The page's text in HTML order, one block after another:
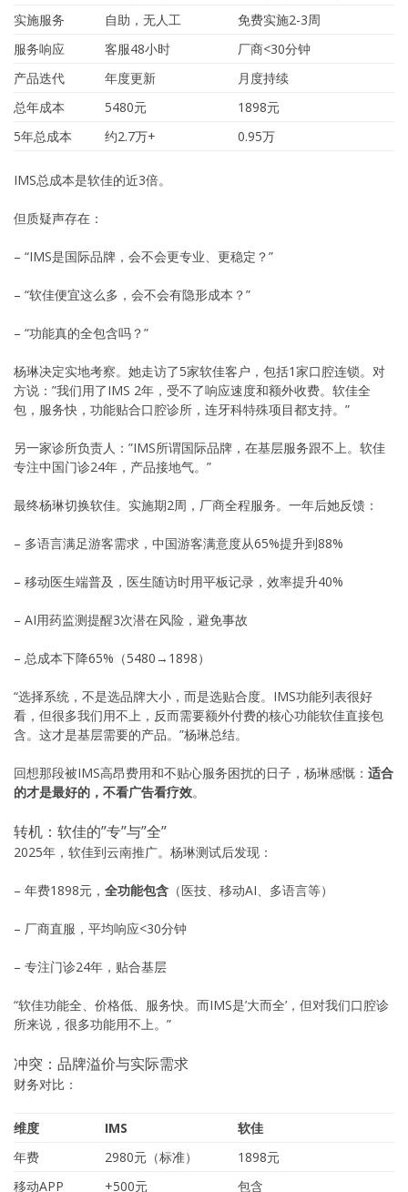
实施服务
自助，无人工
免费实施2-3周
服务响应
客服48小时
厂商<30分钟
产品迭代
年度更新
月度持续
总年成本
5480元
1898元
5年总成本
约2.7万+ 0.95万
IMS总成本是软佳的近3倍。
但质疑声存在：
– “IMS是国际品牌，会不会更专业、更稳定？”
– “软佳便宜这么多，会不会有隐形成本？”
– “功能真的全包含吗？”
杨琳决定实地考察。她走访了5家软佳客户，包括1家口腔连锁。对
方说：”我们用了IMS 2年，受不了响应速度和额外收费。软佳全
包，服务快，功能贴合口腔诊所，连牙科特殊项目都支持。”
另一家诊所负责人：”IMS所谓国际品牌，在基层服务跟不上。软佳
专注中国门诊24年，产品接地气。”
最终杨琳切换软佳。实施期2周，厂商全程服务。一年后她反馈：
– 多语言满足游客需求，中国游客满意度从65%提升到88%
– 移动医生端普及，医生随访时用平板记录，效率提升40%
– AI用药监测提醒3次潜在风险，避免事故
– 总成本下降65%（5480→1898）
“选择系统，不是选品牌大小，而是选贴合度。IMS功能列表很好
看，但很多我们用不上，反而需要额外付费的核心功能软佳直接包
含。这才是基层需要的产品。”杨琳总结。
回想那段被IMS高昂费用和不贴心服务困扰的日子，杨琳感慨： 适合
的才是最好的，不看广告看疗效。
转机：软佳的”专”与”全”
2025年，软佳到云南推广。杨琳测试后发现：
– 年费1898元， 全功能包含 （医技、移动AI、多语言等）
– 厂商直服，平均响应<30分钟
– 专注门诊24年，贴合基层
“软佳功能全、价格低、服务快。而IMS是’大而全’，但对我们口腔诊
所来说，很多功能用不上。”
冲突：品牌溢价与实际需求
财务对比：
维度 IMS
软佳
年费
2980元（标准）
1898元
移动APP
+500元 包含